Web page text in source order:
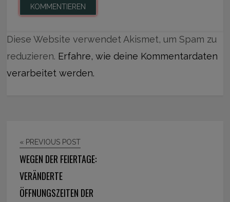
Diese Website verwendet Akismet, um Spam zu
reduzieren. Erfahre, wie deine Kommentardaten
verarbeitet werden.
« PREVIOUS POST
WEGEN DER FEIERTAGE:
VERÄNDERTE
ÖFFNUNGSZEITEN DER